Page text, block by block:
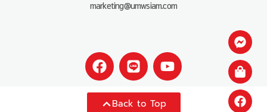
marketing@umwsiam.com
Back to Top